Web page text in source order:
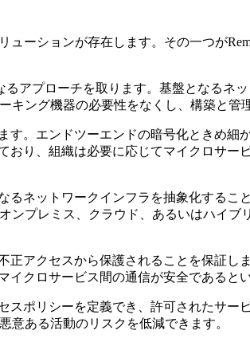
ーションが存在します。その一つが
アプローチを取ります。基盤となるネ
ング機器の必要性をなくし、構築と管
す。エンドツーエンドの暗号化ときめ細
り、組織は必要に応じてマイクロサー
ネットワークインフラを抽象化するこ
プレミス、クラウド、あるいはハイブ
正アクセスから保護されることを保証し
クロサービス間の通信が安全であると
ポリシーを定義でき、許可されたサー
意ある活動のリスクを低減できます。